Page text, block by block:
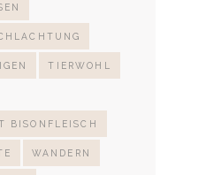
TIERWOHL
BISONFLEISCH
WANDERN